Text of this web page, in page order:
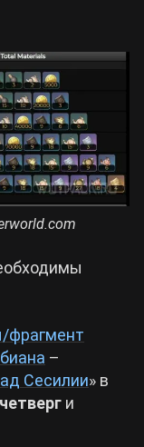
фрагмент
–
Сесилии» в
четверг и